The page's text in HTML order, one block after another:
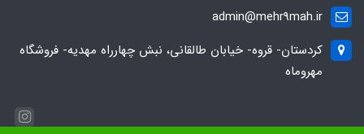
admin@mehr9mah.ir
کردستان- قروه- خیابان طالقانی، نبش چهارراه مهدیه- فروشگاه
مهروماه